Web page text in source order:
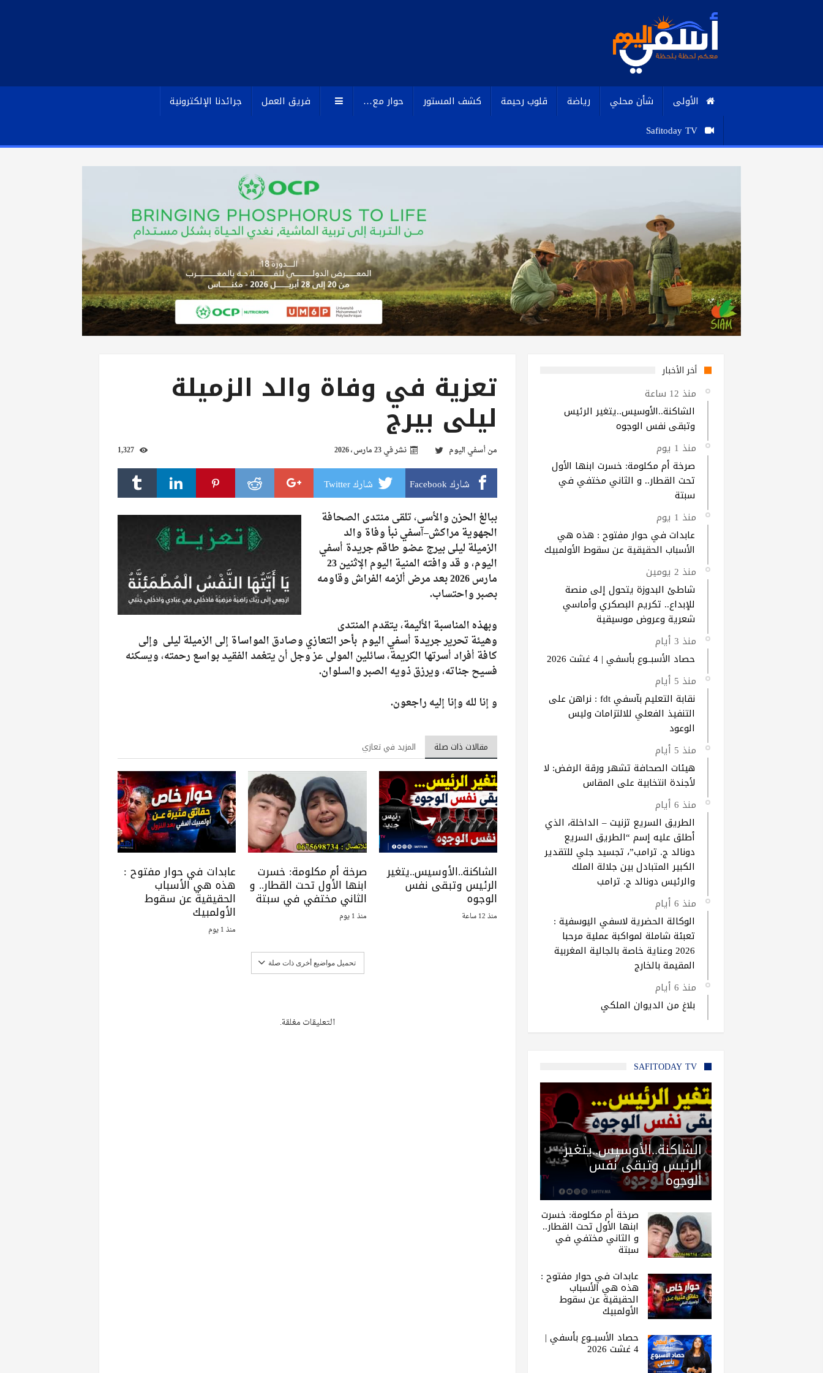
الأولى شأن محلي رياضة قلوب رحيمة كشف المستور حوار مع… فريق العمل
جرائدنا الإلكترونية
Safitoday TV
تعزية في وفاة والد الزميلة
ليلى بيرج
منأسفي اليوم نشر في23 مارس، 2026
شارك Facebook شارك Twitter
ببالغ الحزن والأسى، تلقى منتدى الصحافة
الجهوية مراكش–آسفي نبأ وفاة والد
الزميلة ليلى بيرج عضو طاقم جريدة أسفي
اليوم، و قد وافته المنية اليوم الإثنين 23
مارس 2026 بعد مرض ألزمه الفراش وقاومه
بصبر واحتساب.
وبهذه المناسبة الأليمة، يتقدم المنتدى
وهيئة تحرير جريدة أسفي اليوم بأحر التعازي وصادق المواساة إلى الزميلة ليلى وإلى
كافة أفراد أسرتها الكريمة، سائلين المولى عز وجل أن يتغمد الفقيد بواسع رحمته، ويسكنه
فسيح جناته، ويرزق ذويه الصبر والسلوان.
و إنا لله وإنا إليه راجعون.
مقالات ذات صلة المزيد في تعازي
الشاكنة..الأوسيس..يتغير
الرئيس وتبقى نفس
الوجوه
منذ 12 ساعة
صرخة أم مكلومة: خسرت
ابنها الأول تحت القطار.. و
الثاني مختفي في سبتة
منذ 1 يوم
عابدات في حوار مفتوح :
هذه هي الأسباب
الحقيقية عن سقوط
الأولمبيك
منذ 1 يوم
تحميل مواضيع أخرى ذات صلة
التعليقات مغلقة.
أخر الأخبار
منذ 12 ساعة
الشاكنة..الأوسيس..يتغير الرئيس
وتبقى نفس الوجوه
منذ 1 يوم
صرخة أم مكلومة: خسرت ابنها الأول
تحت القطار.. و الثاني مختفي في
سبتة
منذ 1 يوم
عابدات في حوار مفتوح : هذه هي
الأسباب الحقيقية عن سقوط الأولمبيك
منذ 2 يومين
شاطئ البدوزة يتحول إلى منصة
للإبداع.. تكريم البصكري وأماسي
شعرية وعروض موسيقية
منذ 3 أيام
حصاد الأسبــوع بأسفي | 4 غشت 2026
منذ 5 أيام
نقابة التعليم بآسفي fdt : نراهن على
التنفيذ الفعلي للالتزامات وليس
الوعود
منذ 5 أيام
هيئات الصحافة تشهر ورقة الرفض: لا
لأجندة انتخابية على المقاس
منذ 6 أيام
الطريق السريع تزنيت – الداخلة، الذي
أطلق عليه إسم “الطريق السريع
دونالد ج. ترامب”، تجسيد جلي للتقدير
الكبير المتبادل بين جلالة الملك
والرئيس دونالد ج. ترامب
منذ 6 أيام
الوكالة الحضرية لاسفي اليوسفية :
تعبئة شاملة لمواكبة عملية مرحبا
2026 وعناية خاصة بالجالية المغربية
المقيمة بالخارج
منذ 6 أيام
بلاغ من الديوان الملكي
SAFITODAY TV
الشاكنة..الأوسيس..يتغير
الرئيس وتبقى نفس
الوجوه
صرخة أم مكلومة: خسرت
ابنها الأول تحت القطار..
و الثاني مختفي في
سبتة
عابدات في حوار مفتوح :
هذه هي الأسباب
الحقيقية عن سقوط
الأولمبيك
حصاد الأسبــوع بأسفي |
4 غشت 2026